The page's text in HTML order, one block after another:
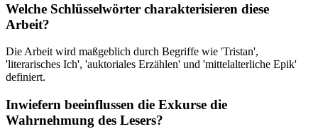
Welche Schlüsselwörter charakterisieren diese
Arbeit?
Die Arbeit wird maßgeblich durch Begriffe wie 'Tristan',
'literarisches Ich', 'auktoriales Erzählen' und 'mittelalterliche Epik'
definiert.
Inwiefern beeinflussen die Exkurse die
Wahrnehmung des Lesers?